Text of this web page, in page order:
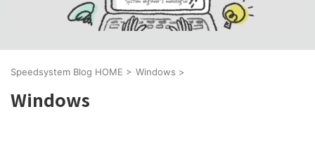
Speedsystem Blog HOME > Windows >
Windows